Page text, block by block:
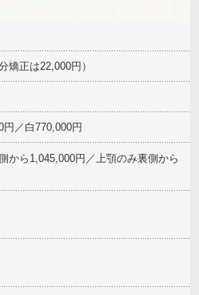
矯正は22,000円）
円／白770,000円
から1,045,000円／上顎のみ裏側から